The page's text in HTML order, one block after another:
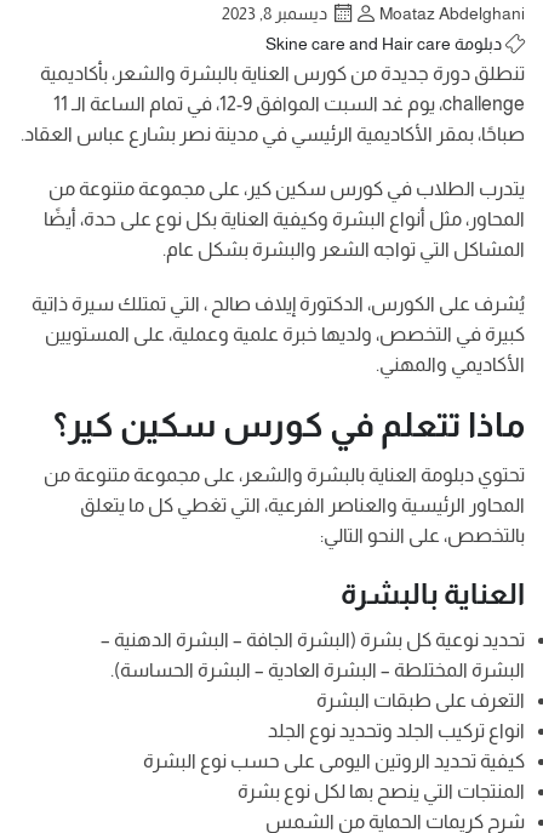
Moataz Abdelghani
ديسمبر 8, 2023
دبلومة Skine care and Hair care
تنطلق دورة جديدة من كورس العناية بالبشرة والشعر، بأكاديمية
challenge، يوم غد السبت الموافق 9-12، في تمام الساعة الـ 11
صباحًا، بمقر الأكاديمية الرئيسي في مدينة نصر بشارع عباس العقاد.
يتدرب الطلاب في كورس سكين كير، على مجموعة متنوعة من
المحاور، مثل أنواع البشرة وكيفية العناية بكل نوع على حدة، أيضًا
المشاكل التي تواجه الشعر والبشرة بشكل عام.
يُشرف على الكورس، الدكتورة إيلاف صالح ، التي تمتلك سيرة ذاتية
كبيرة في التخصص، ولديها خبرة علمية وعملية، على المستويين
الأكاديمي والمهني.
ماذا تتعلم في كورس سكين كير؟
تحتوي دبلومة العناية بالبشرة والشعر، على مجموعة متنوعة من
المحاور الرئيسية والعناصر الفرعية، التي تغطي كل ما يتعلق
بالتخصص، على النحو التالي:
العناية بالبشرة
تحديد نوعية كل بشرة (البشرة الجافة – البشرة الدهنية –
البشرة المختلطة – البشرة العادية – البشرة الحساسة).
التعرف على طبقات البشرة
انواع تركيب الجلد وتحديد نوع الجلد
كيفية تحديد الروتين اليومى على حسب نوع البشرة
المنتجات التي ينصح بها لكل نوع بشرة
شرح كريمات الحماية من الشمس